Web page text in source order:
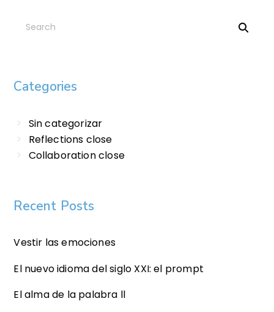
Categories
Sin categorizar
Reflections close
Collaboration close
Recent Posts
Vestir las emociones
El nuevo idioma del siglo XXI: el prompt
El alma de la palabra ll